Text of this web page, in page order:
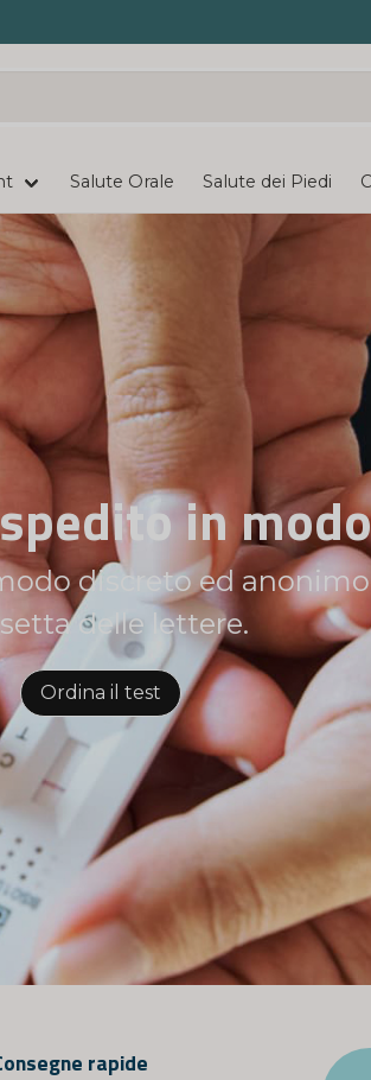
Salute Orale Salute dei Piedi
nella tua
lettere.
10 minuti con un test
Ordina il test
rapide